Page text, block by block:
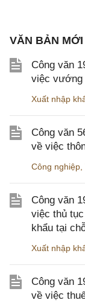
VĂN BẢN
Công văn
việc vướng
Xuất nhập
Công văn
về việc
Công nghiệp,
Công văn
việc thủ
khẩu tại
Xuất nhập
Công văn
về việc